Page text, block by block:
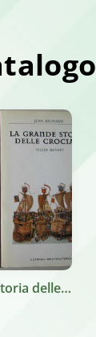
La *grande storia delle Crociate / Jean Richard ; traduzione di Maria Pia Vigoriti. - Milano : Il Giornale, [2005?]. - 2 v. (803 p. compless.) ; 22 cm. ((Ed. speciale per Il Giornale.